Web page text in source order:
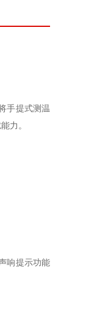
手提式测温
力。
响提示功能